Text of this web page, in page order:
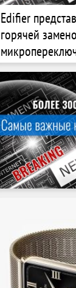
Edifier
горячей